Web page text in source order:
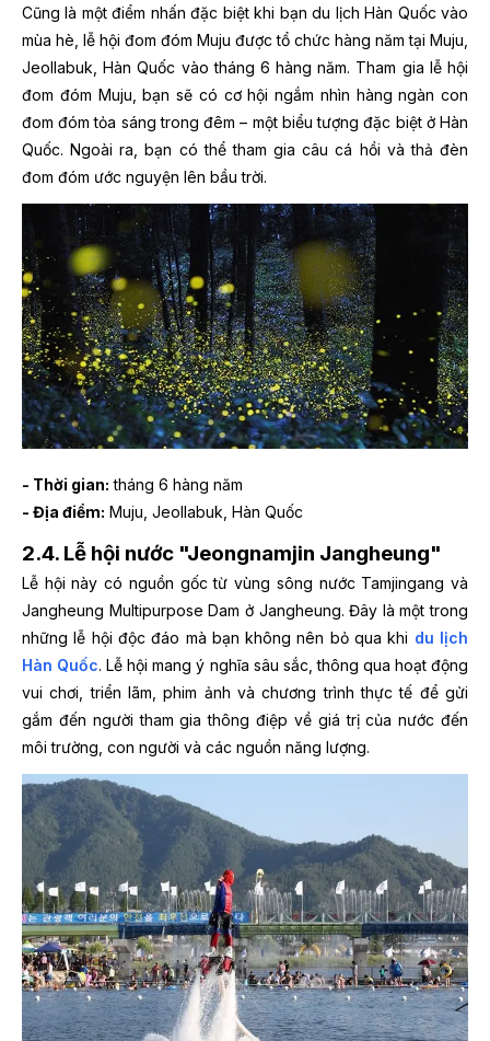
Cũng là một điểm nhấn đặc biệt khi bạn du lịch Hàn Quốc vào
mùa hè, lễ hội đom đóm Muju được tổ chức hàng năm tại Muju,
Jeollabuk, Hàn Quốc vào tháng 6 hàng năm. Tham gia lễ hội
đom đóm Muju, bạn sẽ có cơ hội ngắm nhìn hàng ngàn con
đom đóm tỏa sáng trong đêm – một biểu tượng đặc biệt ở Hàn
Quốc. Ngoài ra, bạn có thể tham gia câu cá hồi và thả đèn
đom đóm ước nguyện lên bầu trời.
- Thời gian: tháng 6 hàng năm
- Địa điểm: Muju, Jeollabuk, Hàn Quốc
2.4. Lễ hội nước "Jeongnamjin Jangheung"
Lễ hội này có nguồn gốc từ vùng sông nước Tamjingang và
Jangheung Multipurpose Dam ở Jangheung. Đây là một trong
những lễ hội độc đáo mà bạn không nên bỏ qua khi du lịch
Hàn Quốc. Lễ hội mang ý nghĩa sâu sắc, thông qua hoạt động
vui chơi, triển lãm, phim ảnh và chương trình thực tế để gửi
gắm đến người tham gia thông điệp về giá trị của nước đến
môi trường, con người và các nguồn năng lượng.